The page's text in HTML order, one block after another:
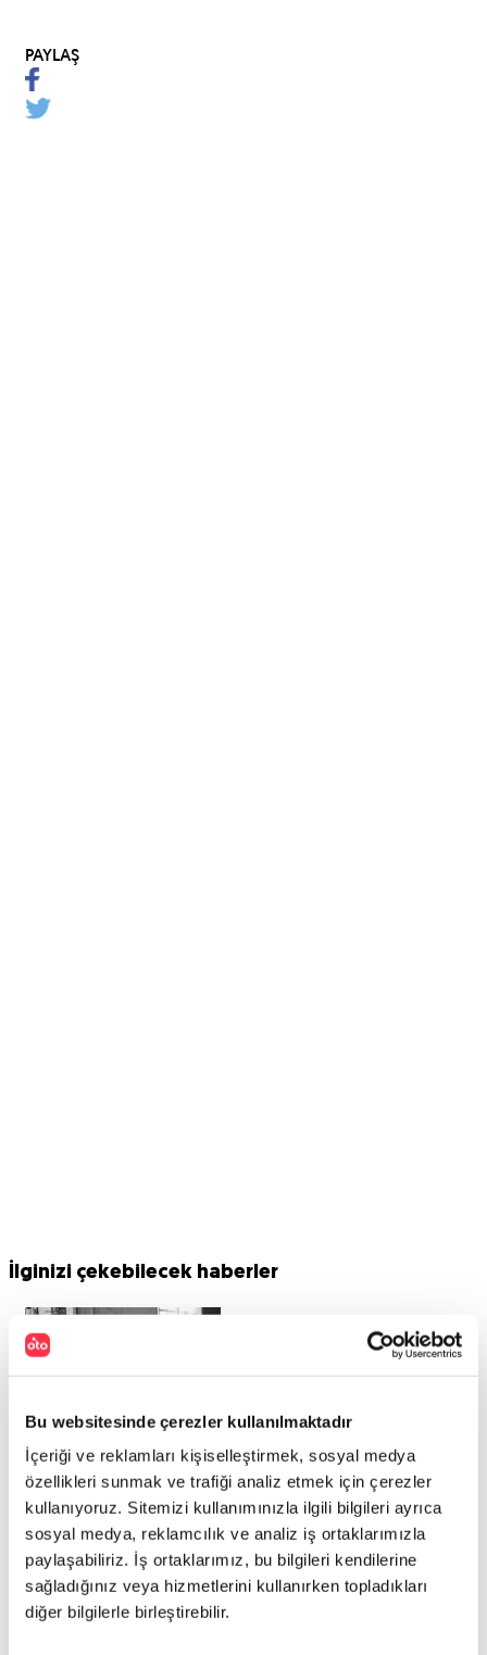
Bu websitesinde çerezler kullanılmaktadır
İçeriği ve reklamları kişiselleştirmek, sosyal medya
özellikleri sunmak ve trafiği analiz etmek için çerezler
kullanıyoruz. Sitemizi kullanımınızla ilgili bilgileri ayrıca
sosyal medya, reklamcılık ve analiz iş ortaklarımızla
paylaşabiliriz. İş ortaklarımız, bu bilgileri kendilerine
sağladığınız veya hizmetlerini kullanırken topladıkları
diğer bilgilerle birleştirebilir.
PAYLAŞ
İlginizi çekebilecek haberler
Maserati motoru şimdi iki teker
üstünde
Fransız tasarım ve üretim şirketi Lazareth, tasarladığı
motosiklette Maserati motor kullandı.